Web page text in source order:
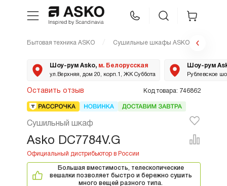
Техника для кухни
Asko Professional
Аксессуары
Бытовая техника ASKO Сушильные шкафы ASKO
Шоу-рум Asko, м. Белорусская
ул.Верхняя, дом 20, корп.1, ЖК Суббота
Шоу-рум
Рублевское
Оставить отзыв Код товара: 746862
Сушильный шкаф
Asko DC7784V.G
Большая вместимость, телескопические
вешалки позволяет быстро и бережно сушить
много вещей разного типа.